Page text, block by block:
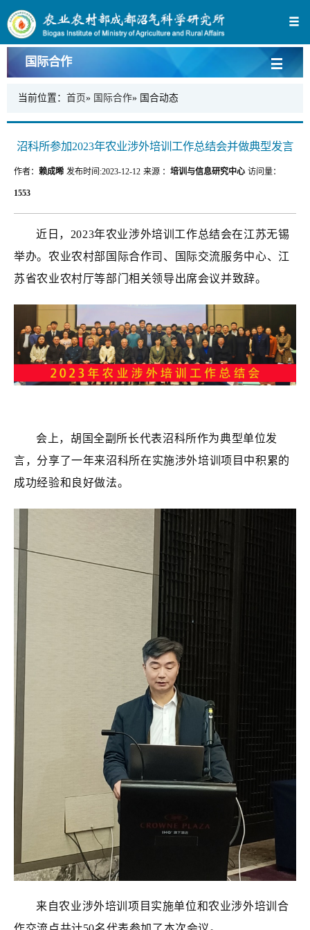
国际合作
当前位置： 首页» 国际合作» 国合动态
沼科所参加2023年农业涉外培训工作总结会并做典型发言
作者：赖成晞 发布时间:2023-12-12 来源 ：培训与信息研究中心 访问量：
1553
近日， 2023年农业涉外培训工作总结会在江苏无锡
举办。农业农村部国际合作司 、国际交流服务中心、江
苏省农业农村厅等部门相关领导出席会议并致辞。
会上，胡国全副所长代表沼科所作为典型单位发
言，分享了一年来沼科所在实施涉外培训项目中积累的
成功经验和良好做法。
来自农业涉外培训项目实施单位和农业涉外培训合